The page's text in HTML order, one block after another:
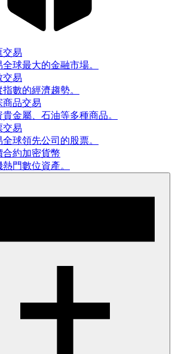
交易
全球最大的金融市場。
交易
指數的經濟趨勢。
商品交易
貴金屬、石油等多種商品。
交易
全球領先公司的股票。
合約加密貨幣
門數位資產。